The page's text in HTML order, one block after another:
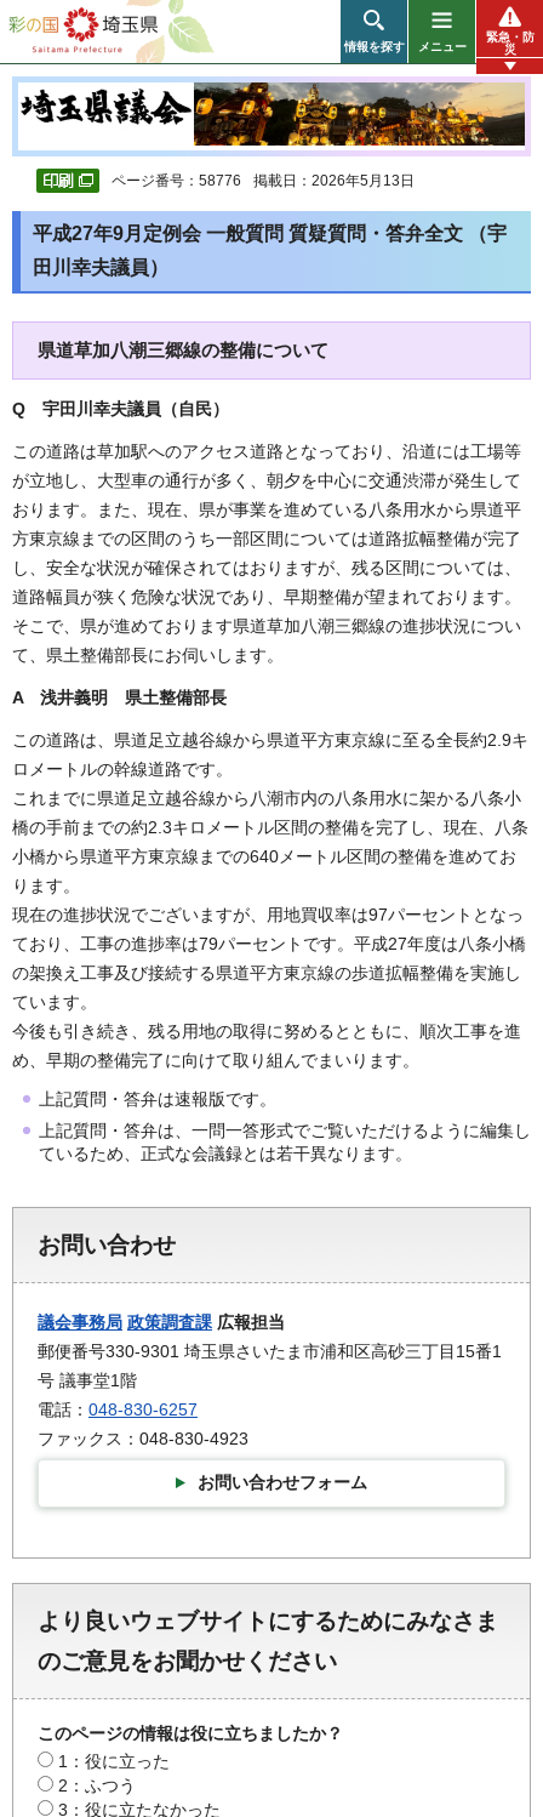
彩の国 埼玉県
情報を探す メニュー
緊急・防
災
ページ番号：58776 掲載日：2026年5月13日
平成27年9月定例会 一般質問 質疑質問・答弁全文 （宇
田川幸夫議員）
県道草加八潮三郷線の整備について
Q 宇田川幸夫議員（自民）
この道路は草加駅へのアクセス道路となっており、沿道には工場等
が立地し、大型車の通行が多く、朝夕を中心に交通渋滞が発生して
おります。また、現在、県が事業を進めている八条用水から県道平
方東京線までの区間のうち一部区間については道路拡幅整備が完了
し、安全な状況が確保されてはおりますが、残る区間については、
道路幅員が狭く危険な状況であり、早期整備が望まれております。
そこで、県が進めております県道草加八潮三郷線の進捗状況につい
て、県土整備部長にお伺いします。
A 浅井義明 県土整備部長
この道路は、県道足立越谷線から県道平方東京線に至る全長約2.9キ
ロメートルの幹線道路です。
これまでに県道足立越谷線から八潮市内の八条用水に架かる八条小
橋の手前までの約2.3キロメートル区間の整備を完了し、現在、八条
小橋から県道平方東京線までの640メートル区間の整備を進めてお
ります。
現在の進捗状況でございますが、用地買収率は97パーセントとなっ
ており、工事の進捗率は79パーセントです。平成27年度は八条小橋
の架換え工事及び接続する県道平方東京線の歩道拡幅整備を実施し
ています。
今後も引き続き、残る用地の取得に努めるとともに、順次工事を進
め、早期の整備完了に向けて取り組んでまいります。
上記質問・答弁は速報版です。
上記質問・答弁は、一問一答形式でご覧いただけるように編集し
ているため、正式な会議録とは若干異なります。
お問い合わせ
議会事務局 政策調査課 広報担当
郵便番号330-9301 埼玉県さいたま市浦和区高砂三丁目15番1
号 議事堂1階
電話： 048-830-6257
ファックス：048-830-4923
お問い合わせフォーム
より良いウェブサイトにするためにみなさま
のご意見をお聞かせください
このページの情報は役に立ちましたか？
1：役に立った
2：ふつう
3：役に立たなかった